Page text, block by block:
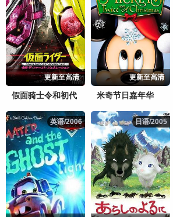
更新至高清
假面骑士令和初代
更新至高清
米奇节日嘉年华
英语/2006
英语/2006 日语/2005
日语/2005